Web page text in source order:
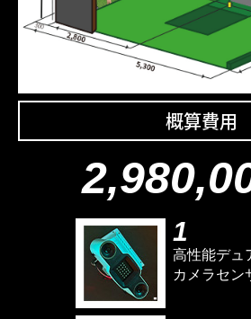
概算費用
1
高性能デュ
カメラセン